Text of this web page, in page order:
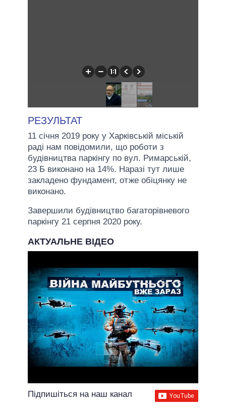
РЕЗУЛЬТАТ
11 січня 2019 року у Харківській міській
раді нам повідомили, що роботи з
будівництва паркінгу по вул. Римарській,
23 Б виконано на 14%. Наразі тут лише
закладено фундамент, отже обіцянку не
виконано.
Завершили будівництво багаторівневого
паркінгу 21 серпня 2020 року.
АКТУАЛЬНЕ ВІДЕО
Підпишіться на наш канал